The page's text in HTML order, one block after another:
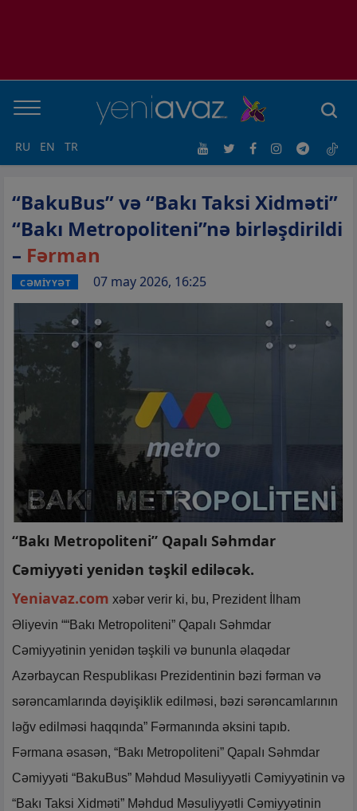
RU EN TR
“BakuBus” və “Bakı Taksi Xidməti”
“Bakı Metropoliteni”nə birləşdirildi
– Fərman
CƏMİYYƏT 07 may 2026, 16:25
“Bakı Metropoliteni” Qapalı Səhmdar
Cəmiyyəti yenidən təşkil ediləcək.
Yeniavaz.com xəbər verir ki, bu, Prezident İlham
Əliyevin ““Bakı Metropoliteni” Qapalı Səhmdar
Cəmiyyətinin yenidən təşkili və bununla əlaqədar
Azərbaycan Respublikası Prezidentinin bəzi fərman və
sərəncamlarında dəyişiklik edilməsi, bəzi sərəncamlarının
ləğv edilməsi haqqında” Fərmanında əksini tapıb.
Fərmana əsasən, “Bakı Metropoliteni” Qapalı Səhmdar
Cəmiyyəti “BakuBus” Məhdud Məsuliyyətli Cəmiyyətinin və
“Bakı Taksi Xidməti” Məhdud Məsuliyyətli Cəmiyyətinin